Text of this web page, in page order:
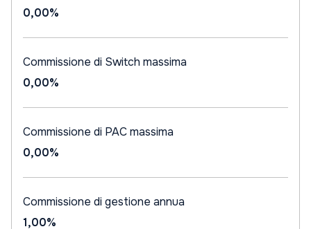
0,00%
Commissione di Switch massima
0,00%
Commissione di PAC massima
0,00%
Commissione di gestione annua
1,00%